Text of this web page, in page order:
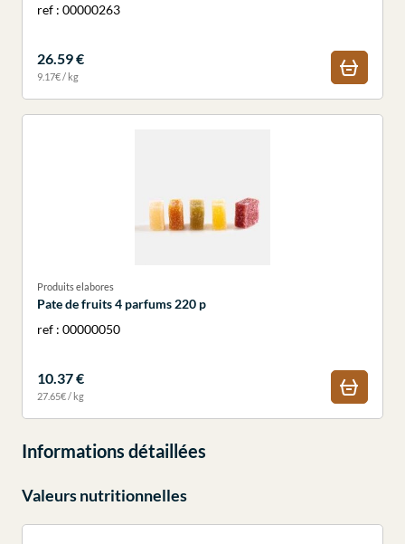
ref : 00000263
26.59 €
9.17€ / kg
Produits elabores
Pate de fruits 4 parfums 220 p
ref : 00000050
10.37 €
27.65€ / kg
Informations détaillées
Valeurs nutritionnelles